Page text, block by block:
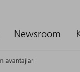
Newsroom
avantajları